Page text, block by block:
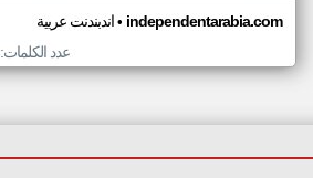
اندبندنت عربية• independentarabia.com
عدد الكلمات: ٧٧٦ الصور: ٢